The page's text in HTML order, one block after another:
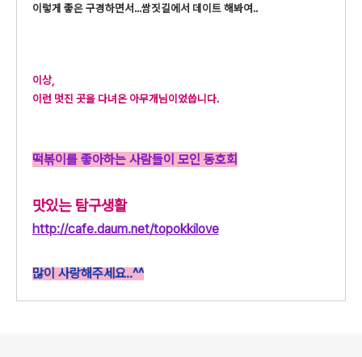
이렇게 좋은 구경하면서...쌈짓길에서 데이트 해봐여..
이상,
이런 멋진 곳을 다녀온 아무개님이었씁니다.
떡볶이를 좋아하는 사람들이 모인 동호회
맛있는 탐구생활
http://cafe.daum.net/topokkilove
많이 사랑해주세요..^^